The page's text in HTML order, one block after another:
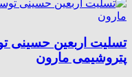
تسلیت اربعین
پتروشیمی مارون